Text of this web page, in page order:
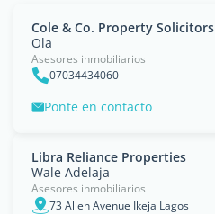
Cole & Co. Property Solicitors
Ola
Asesores inmobiliarios
07034434060
Ponte en contacto
Libra Reliance Properties
Wale Adelaja
Asesores inmobiliarios
73 Allen Avenue Ikeja Lagos